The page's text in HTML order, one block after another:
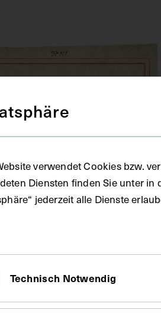
verwendet Cookies bzw.
Diensten finden Sie unter
jederzeit alle Dienste
Technisch Notwendig